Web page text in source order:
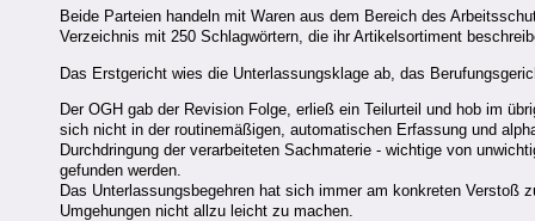
Beide Parteien handeln mit Waren aus dem Bereich des
Verzeichnis mit 250 Schlagwörtern, die ihr Artikelsortiment
Das Erstgericht wies die Unterlassungsklage ab, das
Der OGH gab der Revision Folge, erließ ein Teilurteil und hob im
sich nicht in der routinemäßigen, automatischen Erfassung und
Durchdringung der verarbeiteten Sachmaterie - wichtige von
gefunden werden.
Das Unterlassungsbegehren hat sich immer am konkreten Verstoß
Umgehungen nicht allzu leicht zu machen.